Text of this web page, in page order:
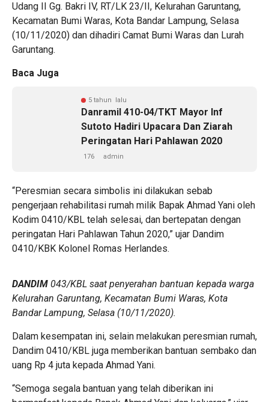
Udang II Gg. Bakri IV, RT/LK 23/II, Kelurahan Garuntang,
Kecamatan Bumi Waras, Kota Bandar Lampung, Selasa
(10/11/2020) dan dihadiri Camat Bumi Waras dan Lurah
Garuntang.
Baca Juga
5 tahun lalu
Danramil 410-04/TKT Mayor Inf
Sutoto Hadiri Upacara Dan Ziarah
Peringatan Hari Pahlawan 2020
176 admin
“Peresmian secara simbolis ini dilakukan sebab
pengerjaan rehabilitasi rumah milik Bapak Ahmad Yani oleh
Kodim 0410/KBL telah selesai, dan bertepatan dengan
peringatan Hari Pahlawan Tahun 2020,” ujar Dandim
0410/KBK Kolonel Romas Herlandes.
DANDIM 043/KBL saat penyerahan bantuan kepada warga
Kelurahan Garuntang, Kecamatan Bumi Waras, Kota
Bandar Lampung, Selasa (10/11/2020).
Dalam kesempatan ini, selain melakukan peresmian rumah,
Dandim 0410/KBL juga memberikan bantuan sembako dan
uang Rp 4 juta kepada Ahmad Yani.
“Semoga segala bantuan yang telah diberikan ini